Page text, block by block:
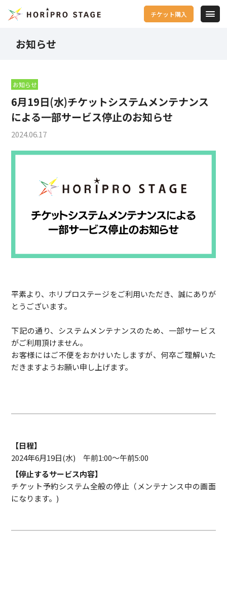
チケット購入
お知らせ
お知らせ
6月19日(水)チケットシステムメンテナンス
による一部サービス停止のお知らせ
2024.06.17
平素より、ホリプロステージをご利用いただき、誠にありが
とうございます。
下記の通り、システムメンテナンスのため、一部サービス
がご利用頂けません。
お客様にはご不便をおかけいたしますが、何卒ご理解いた
だきますようお願い申し上げます。
【日程】
2024年6月19日(水) 午前1:00～午前5:00
【停止するサービス内容】
チケット予約システム全般の停止（メンテナンス中の画面
になります。)